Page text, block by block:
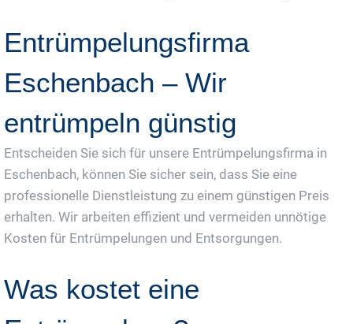
Entrümpelungsfirma
Eschenbach – Wir
entrümpeln günstig
Entscheiden Sie sich für unsere Entrümpelungsfirma in
Eschenbach, können Sie sicher sein, dass Sie eine
professionelle Dienstleistung zu einem günstigen Preis
erhalten. Wir arbeiten effizient und vermeiden unnötige
Kosten für Entrümpelungen und Entsorgungen.
Was kostet eine